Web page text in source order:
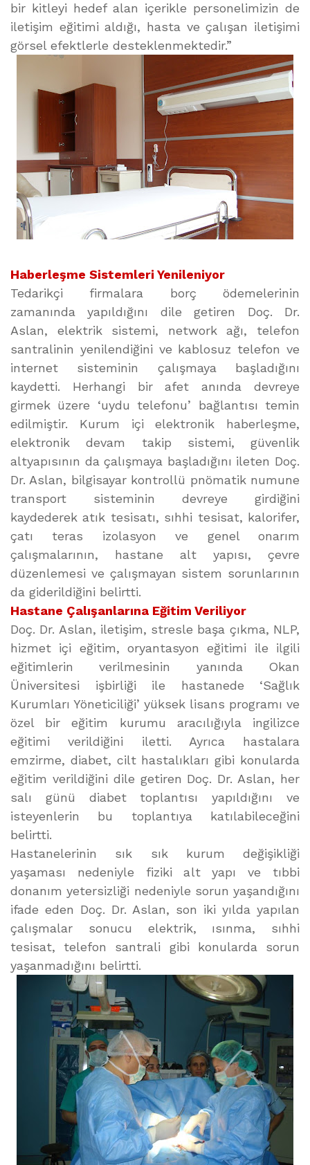
bir kitleyi hedef alan içerikle personelimizin de
iletişim eğitimi aldığı, hasta ve çalışan iletişimi
görsel efektlerle desteklenmektedir.”
Haberleşme Sistemleri Yenileniyor
Tedarikçi firmalara borç ödemelerinin
zamanında yapıldığını dile getiren Doç. Dr.
Aslan, elektrik sistemi, network ağı, telefon
santralinin yenilendiğini ve kablosuz telefon ve
internet sisteminin çalışmaya başladığını
kaydetti. Herhangi bir afet anında devreye
girmek üzere ‘uydu telefonu’ bağlantısı temin
edilmiştir. Kurum içi elektronik haberleşme,
elektronik devam takip sistemi, güvenlik
altyapısının da çalışmaya başladığını ileten Doç.
Dr. Aslan, bilgisayar kontrollü pnömatik numune
transport sisteminin devreye girdiğini
kaydederek atık tesisatı, sıhhi tesisat, kalorifer,
çatı teras izolasyon ve genel onarım
çalışmalarının, hastane alt yapısı, çevre
düzenlemesi ve çalışmayan sistem sorunlarının
da giderildiğini belirtti.
Hastane Çalışanlarına Eğitim Veriliyor
Doç. Dr. Aslan, iletişim, stresle başa çıkma, NLP,
hizmet içi eğitim, oryantasyon eğitimi ile ilgili
eğitimlerin verilmesinin yanında Okan
Üniversitesi işbirliği ile hastanede ‘Sağlık
Kurumları Yöneticiliği’ yüksek lisans programı ve
özel bir eğitim kurumu aracılığıyla ingilizce
eğitimi verildiğini iletti. Ayrıca hastalara
emzirme, diabet, cilt hastalıkları gibi konularda
eğitim verildiğini dile getiren Doç. Dr. Aslan, her
salı günü diabet toplantısı yapıldığını ve
isteyenlerin bu toplantıya katılabileceğini
belirtti.
Hastanelerinin sık sık kurum değişikliği
yaşaması nedeniyle fiziki alt yapı ve tıbbi
donanım yetersizliği nedeniyle sorun yaşandığını
ifade eden Doç. Dr. Aslan, son iki yılda yapılan
çalışmalar sonucu elektrik, ısınma, sıhhi
tesisat, telefon santrali gibi konularda sorun
yaşanmadığını belirtti.